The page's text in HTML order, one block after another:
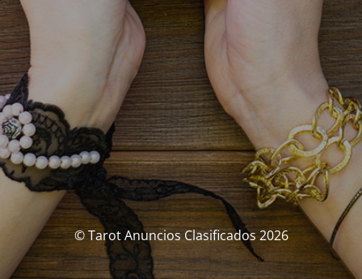
© Tarot Anuncios Clasificados 2026